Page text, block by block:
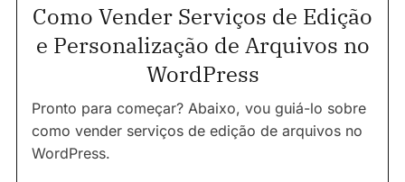
Como Vender Serviços de Edição
e Personalização de Arquivos no
WordPress
Pronto para começar? Abaixo, vou guiá-lo sobre
como vender serviços de edição de arquivos no
WordPress.